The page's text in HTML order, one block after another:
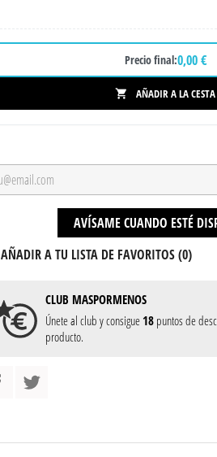
Precio final:0,00 €
 AÑADIR A LA CESTA
AVÍSAME CUANDO ESTÉ
AÑADIR A TU LISTA DE FAVORITOS (0)
CLUB MASPORMENOS
Únete al club y consigue 18puntos de
producto.